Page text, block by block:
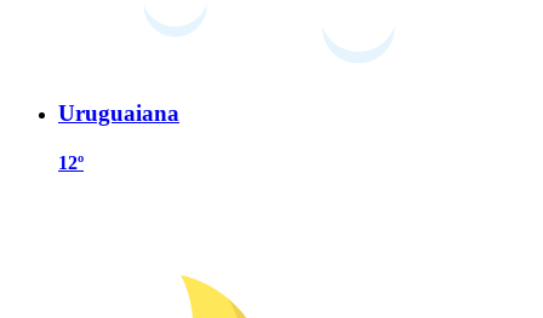
Uruguaiana
12º